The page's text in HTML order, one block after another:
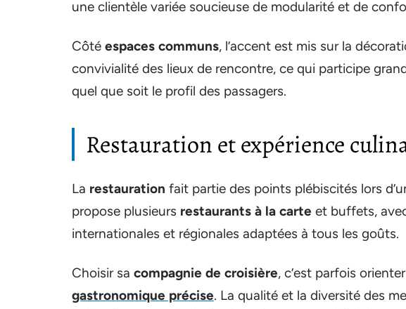
une clientèle variée soucieuse de modularité et de
Côté espaces communs, l’accent est mis sur la
convivialité des lieux de rencontre, ce qui participe
quel que soit le profil des passagers.
Restauration et expérience
La restauration fait partie des points plébiscités lors
propose plusieurs restaurants à la carte et buffets,
internationales et régionales adaptées à tous les goûts.
Choisir sa compagnie de croisière, c’est parfois
gastronomique précise. La qualité et la diversité des